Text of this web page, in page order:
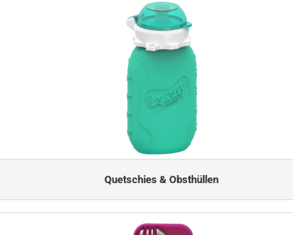
Quetschies & Obsthüllen